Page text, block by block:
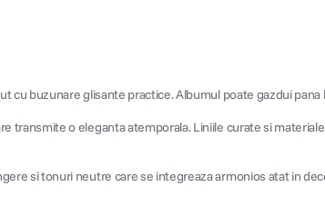
cu buzunare glisante practice. Albumul poate gazdui
transmite o eleganta atemporala. Liniile curate si
si tonuri neutre care se integreaza armonios atat in